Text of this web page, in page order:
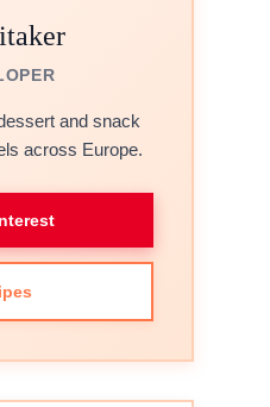
and snack
across Europe.